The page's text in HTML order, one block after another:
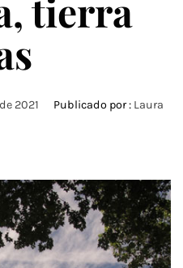
tierra
2021 Publicado por : Laura